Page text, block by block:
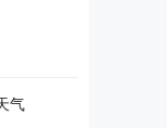
气